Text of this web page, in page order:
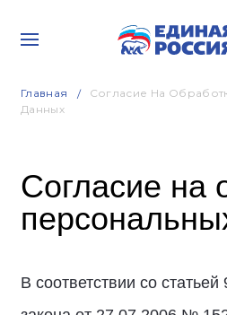
Главная
Согласие На
Данных
Согласие на
В соответствии со